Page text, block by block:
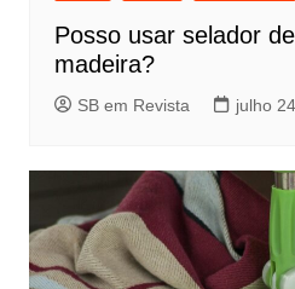
Posso usar selador
madeira?
SB em Revista julho